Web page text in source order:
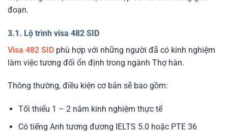
đoạn.
3.1. Lộ trình visa 482 SID
Visa 482 SID phù hợp với những người đã có kinh nghiệm
làm việc tương đối ổn định trong ngành Thợ hàn.
Thông thường, điều kiện cơ bản sẽ bao gồm:
Tối thiểu 1 – 2 năm kinh nghiệm thực tế
Có tiếng Anh tương đương IELTS 5.0 hoặc PTE 36